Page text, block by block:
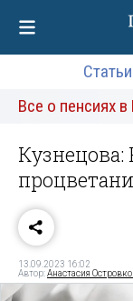
Статьи
Все о пенсиях в
Кузнецова:
13.09.2023 16:02
Автор:Анастасия